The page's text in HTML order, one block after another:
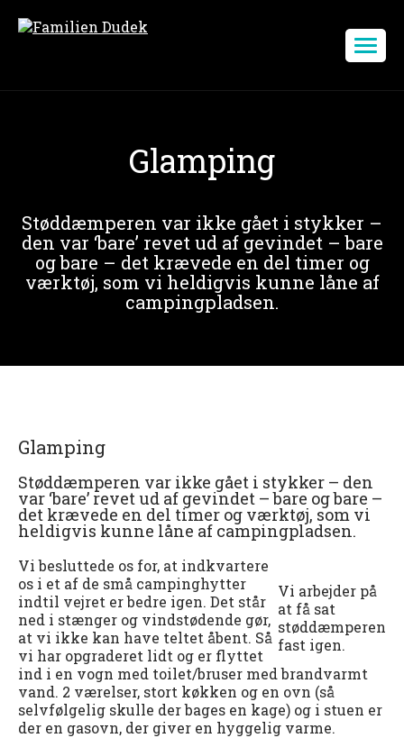
Glamping
Støddæmperen var ikke gået i stykker –
den var ‘bare’ revet ud af gevindet – bare
og bare – det krævede en del timer og
værktøj, som vi heldigvis kunne låne af
campingpladsen.
Glamping
Støddæmperen var ikke gået i stykker – den
var ‘bare’ revet ud af gevindet – bare og bare –
det krævede en del timer og værktøj, som vi
heldigvis kunne låne af campingpladsen.
Vi arbejder på
at få sat
støddæmperen
fast igen.
Vi besluttede os for, at indkvartere
os i et af de små campinghytter
indtil vejret er bedre igen. Det står
ned i stænger og vindstødende gør,
at vi ikke kan have teltet åbent. Så
vi har opgraderet lidt og er flyttet
ind i en vogn med toilet/bruser med brandvarmt
vand. 2 værelser, stort køkken og en ovn (så
selvfølgelig skulle der bages en kage) og i stuen er
der en gasovn, der giver en hyggelig varme.